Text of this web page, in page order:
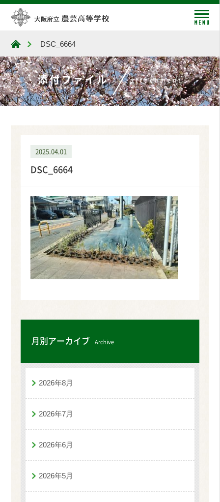
大阪府立農芸高等学校
DSC_6664
添付ファイル attachment
2025.04.01
DSC_6664
月別アーカイブ Archive
2026年8月
2026年7月
2026年6月
2026年5月